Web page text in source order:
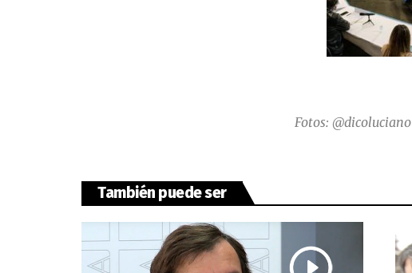
Fotos: @dicoluciano
También puede ser